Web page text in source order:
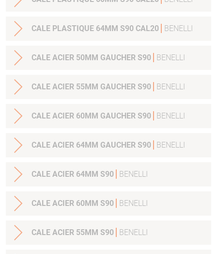
CALE PLASTIQUE 64MM S90 CAL20 BENELLI
CALE ACIER 50MM GAUCHER S90 BENELLI
CALE ACIER 55MM GAUCHER S90 BENELLI
CALE ACIER 60MM GAUCHER S90 BENELLI
CALE ACIER 64MM GAUCHER S90 BENELLI
CALE ACIER 64MM S90 BENELLI
CALE ACIER 60MM S90 BENELLI
CALE ACIER 55MM S90 BENELLI